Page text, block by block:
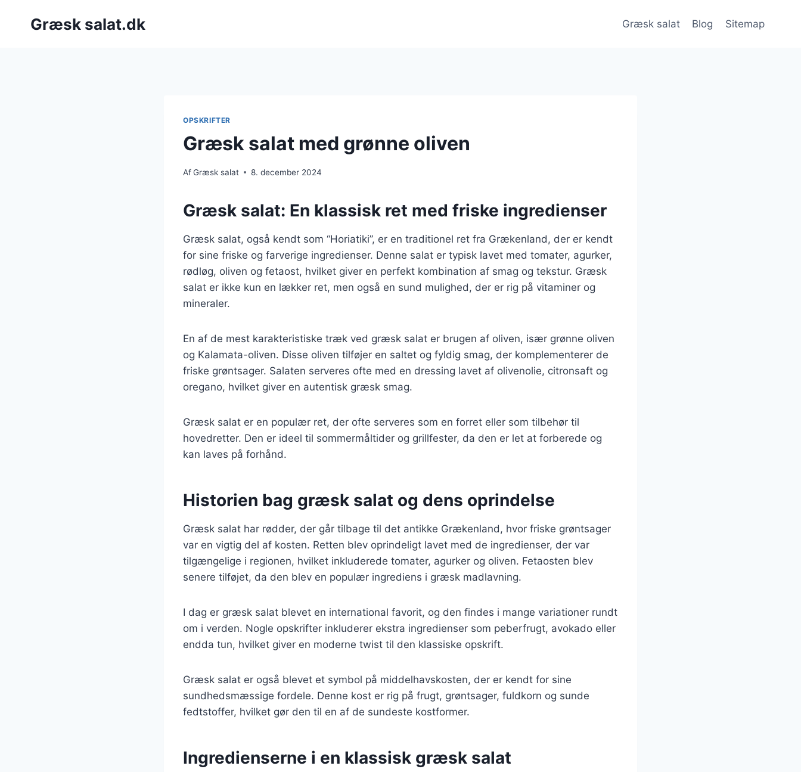
Græsk salat.dk Græsk salat Blog Sitemap
OPSKRIFTER
Græsk salat med grønne oliven
AfGræsk salat 8. december 2024
Græsk salat: En klassisk ret med friske ingredienser
Græsk salat, også kendt som “Horiatiki”, er en traditionel ret fra Grækenland, der er kendt
for sine friske og farverige ingredienser. Denne salat er typisk lavet med tomater, agurker,
rødløg, oliven og fetaost, hvilket giver en perfekt kombination af smag og tekstur. Græsk
salat er ikke kun en lækker ret, men også en sund mulighed, der er rig på vitaminer og
mineraler.
En af de mest karakteristiske træk ved græsk salat er brugen af oliven, især grønne oliven
og Kalamata-oliven. Disse oliven tilføjer en saltet og fyldig smag, der komplementerer de
friske grøntsager. Salaten serveres ofte med en dressing lavet af olivenolie, citronsaft og
oregano, hvilket giver en autentisk græsk smag.
Græsk salat er en populær ret, der ofte serveres som en forret eller som tilbehør til
hovedretter. Den er ideel til sommermåltider og grillfester, da den er let at forberede og
kan laves på forhånd.
Historien bag græsk salat og dens oprindelse
Græsk salat har rødder, der går tilbage til det antikke Grækenland, hvor friske grøntsager
var en vigtig del af kosten. Retten blev oprindeligt lavet med de ingredienser, der var
tilgængelige i regionen, hvilket inkluderede tomater, agurker og oliven. Fetaosten blev
senere tilføjet, da den blev en populær ingrediens i græsk madlavning.
I dag er græsk salat blevet en international favorit, og den findes i mange variationer rundt
om i verden. Nogle opskrifter inkluderer ekstra ingredienser som peberfrugt, avokado eller
endda tun, hvilket giver en moderne twist til den klassiske opskrift.
Græsk salat er også blevet et symbol på middelhavskosten, der er kendt for sine
sundhedsmæssige fordele. Denne kost er rig på frugt, grøntsager, fuldkorn og sunde
fedtstoffer, hvilket gør den til en af de sundeste kostformer.
Ingredienserne i en klassisk græsk salat